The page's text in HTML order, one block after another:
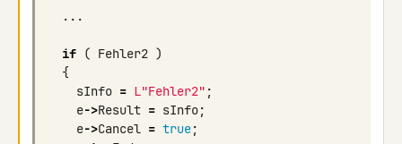
...
if ( Fehler2 )
{
sInfo = L"Fehler2" ;
e->Result = sInfo;
e->Cancel = true;